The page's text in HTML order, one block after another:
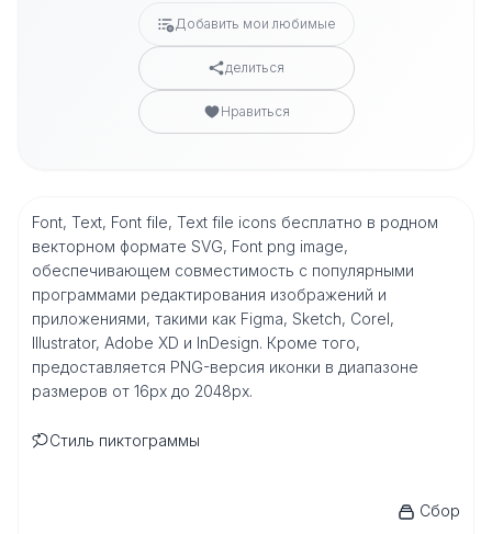
Добавить мои любимые
делиться
Нравиться
Font, Text, Font file, Text file icons бесплатно в родном
векторном формате SVG, Font png image,
обеспечивающем совместимость с популярными
программами редактирования изображений и
приложениями, такими как Figma, Sketch, Corel,
Illustrator, Adobe XD и InDesign. Кроме того,
предоставляется PNG-версия иконки в диапазоне
размеров от 16px до 2048px.
Стиль пиктограммы
Сбор